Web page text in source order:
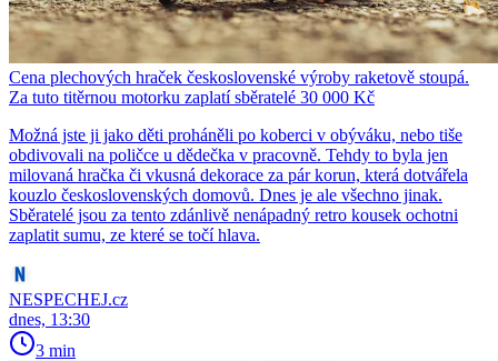
Cena plechových hraček československé výroby raketově stoupá.
Za tuto titěrnou motorku zaplatí sběratelé 30 000 Kč
Možná jste ji jako děti proháněli po koberci v obýváku, nebo tiše
obdivovali na poličce u dědečka v pracovně. Tehdy to byla jen
milovaná hračka či vkusná dekorace za pár korun, která dotvářela
kouzlo československých domovů. Dnes je ale všechno jinak.
Sběratelé jsou za tento zdánlivě nenápadný retro kousek ochotni
zaplatit sumu, ze které se točí hlava.
NESPECHEJ.cz
dnes, 13:30
3 min